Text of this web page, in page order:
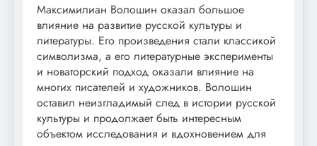
Максимилиан Волошин оказал большое
влияние на развитие русской культуры и
литературы. Его произведения стали классикой
символизма, а его литературные эксперименты
и новаторский подход оказали влияние на
многих писателей и художников. Волошин
оставил неизгладимый след в истории русской
культуры и продолжает быть интересным
объектом исследования и вдохновением для